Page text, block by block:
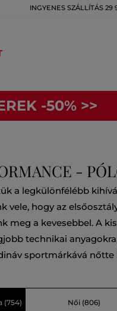
INGYENES SZÁLLÍTÁS 29
-50% >>
-
a legkülönfélébb
vele, hogy az
meg a kevesebbel. A
technikai
sportmárkává nőtte
(754) Női (806)